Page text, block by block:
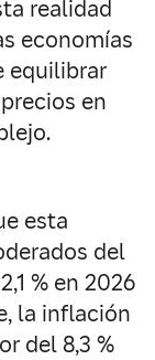
realidad
economías
equilibrar
en
esta
del
% en 2026
la inflación
del 8,3 %